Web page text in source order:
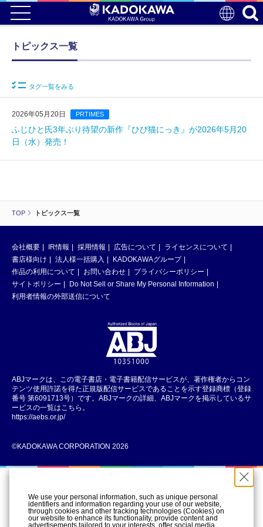
TOP トピックス一覧
トピックス一覧
タグ一覧をみる
2026年05月20日 PRTIMES
ふじひと氏3年ぶり待望の新作『ひび猫にっき』が2026年5月20
日（水）発売！
会社概要 IR情報 採用情報 広告について
ライセンスについて
書店様向け
法人様一括購入
KADOKAWAグループ
作品の利用について
お問い合わせ
プライバシーポリシー
サイトポリシー
Do Not Sell or Share My Personal Information
利用者情報の外部送信について
ABJマークは、この電子書店・電子書籍配信サービスが、著作権者からコン
テンツ使用許諾を得た正規版配信サービスであることを示す登録商標（登録
番号 第6091713号）です。ABJマークの詳細、ABJマークを掲示しているサ
ービスの一覧はこちら。
https://aebs.or.jp/
©KADOKAWA CORPORATION 2026
We use your personal information, such as unique personal
identifiers and information regarding your use of our website,
through cookies and other tracking technologies (Cookies) on
our website to enhance its functionality, provide content and